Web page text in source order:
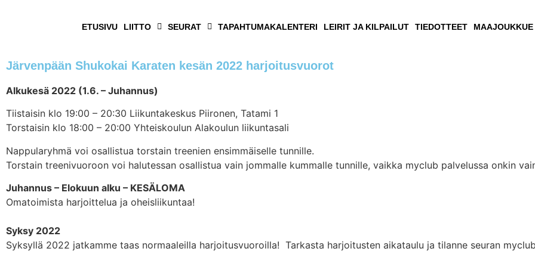
ETUSIVU LIITTO SEURAT TAPAHTUMAKALENTERI LEIRIT JA KILPAILUT TIEDOTTEET MAAJOUKKUE
Järvenpään Shukokai Karaten kesän 2022 harjoitusvuorot
Alkukesä 2022 (1.6. – Juhannus)
Tiistaisin klo 19:00 – 20:30 Liikuntakeskus Piironen, Tatami 1
Torstaisin klo 18:00 – 20:00 Yhteiskoulun Alakoulun liikuntasali
Nappularyhmä voi osallistua torstain treenien ensimmäiselle tunnille.
Torstain treenivuoroon voi halutessan osallistua vain jommalle kummalle tunnille, vaikka myclub palvelussa onkin
Juhannus – Elokuun alku – KESÄLOMA
Omatoimista harjoittelua ja oheisliikuntaa!
Syksy 2022
Syksyllä 2022 jatkamme taas normaaleilla harjoitusvuoroilla! Tarkasta harjoitusten aikataulu ja tilanne seuran